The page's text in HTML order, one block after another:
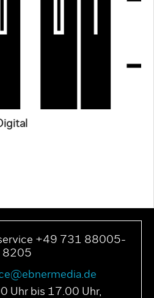
+49 731 88005-
8205
Uhr bis 17.00 Uhr,